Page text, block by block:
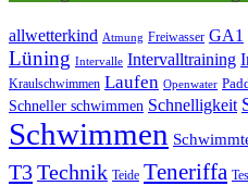
allwetterkind Atmung Freiwasser GA1
Lüning Intervalle Intervalltraining
Kraulschwimmen Laufen Openwater
Schneller schwimmen Schnelligkeit
Schwimmen
T3Technik Teide Teneriffa